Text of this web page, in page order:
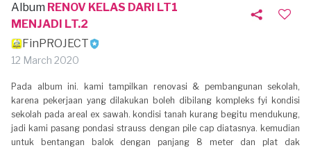
Album RENOV KELAS DARI LT1
MENJADI LT.2
FinPROJECT
12 March 2020
Pada album ini. kami tampilkan renovasi & pembangunan sekolah,
karena pekerjaan yang dilakukan boleh dibilang kompleks fyi kondisi
sekolah pada areal ex sawah. kondisi tanah kurang begitu mendukung,
jadi kami pasang pondasi strauss dengan pile cap diatasnya. kemudian
untuk bentangan balok dengan panjang 8 meter dan plat dak